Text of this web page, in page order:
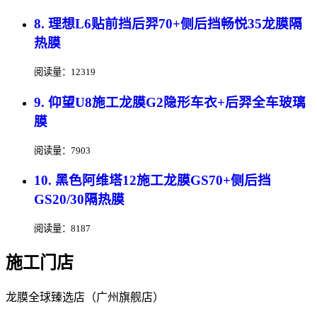
8. 理想L6贴前挡后羿70+侧后挡畅悦35龙膜隔
热膜
阅读量：12319
9. 仰望U8施工龙膜G2隐形车衣+后羿全车玻璃
膜
阅读量：7903
10. 黑色阿维塔12施工龙膜GS70+侧后挡
GS20/30隔热膜
阅读量：8187
施工门店
龙膜全球臻选店（广州旗舰店）